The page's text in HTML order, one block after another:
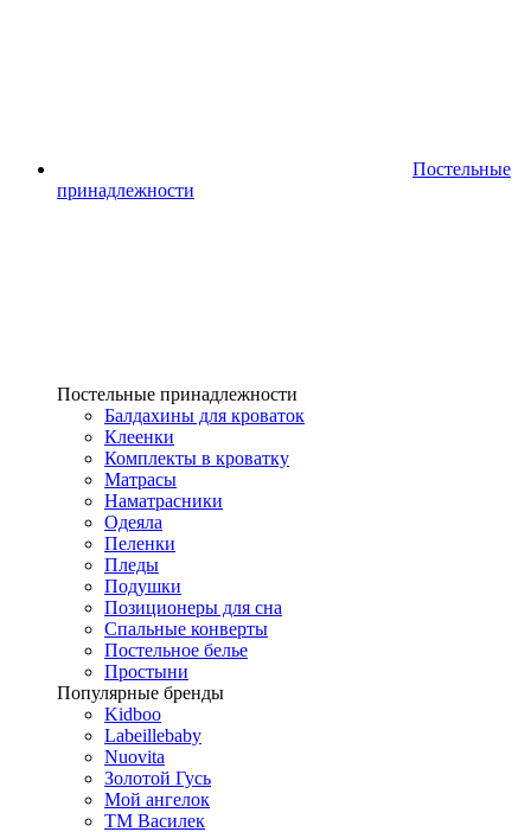
Постельные
принадлежности
Постельные принадлежности
Балдахины для кроваток
Клеенки
Комплекты в кроватку
Матрасы
Наматрасники
Одеяла
Пеленки
Пледы
Подушки
Позиционеры для сна
Спальные конверты
Постельное белье
Простыни
Популярные бренды
Kidboo
Labeillebaby
Nuovita
Золотой Гусь
Мой ангелок
ТМ Василек